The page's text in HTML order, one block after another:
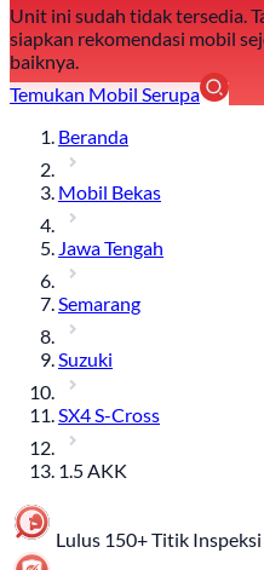
Unit ini sudah tidak tersedia.
siapkan rekomendasi mobil
baiknya.
Temukan Mobil Serupa
Beranda
Mobil Bekas
Jawa Tengah
Semarang
Suzuki
SX4 S-Cross
1.5 AKK
Lulus 150+ Titik Inspeksi